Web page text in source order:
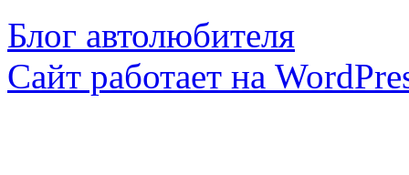
Блог автолюбителя
Сайт работает на